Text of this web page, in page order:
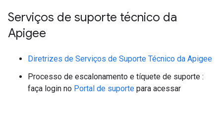
Serviços de suporte técnico da
Apigee
Diretrizes de Serviços de Suporte Técnico da Apigee
Processo de escalonamento e tíquete de suporte :
faça login no Portal de suporte para acessar